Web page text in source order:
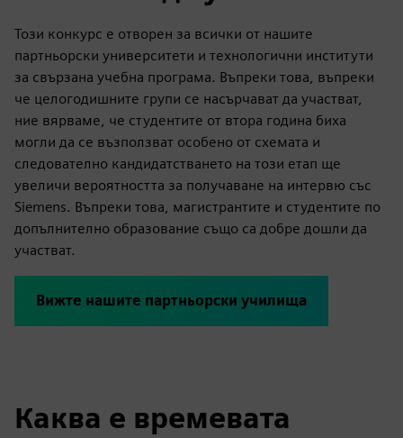
Този конкурс е отворен за всички от нашите
партньорски университети и технологични институти
за свързана учебна програма. Въпреки това, въпреки
че целогодишните групи се насърчават да участват,
ние вярваме, че студентите от втора година биха
могли да се възползват особено от схемата и
следователно кандидатстването на този етап ще
увеличи вероятността за получаване на интервю със
Siemens. Въпреки това, магистрантите и студентите по
допълнително образование също са добре дошли да
участват.
Вижте нашите партньорски училища
Каква е времевата